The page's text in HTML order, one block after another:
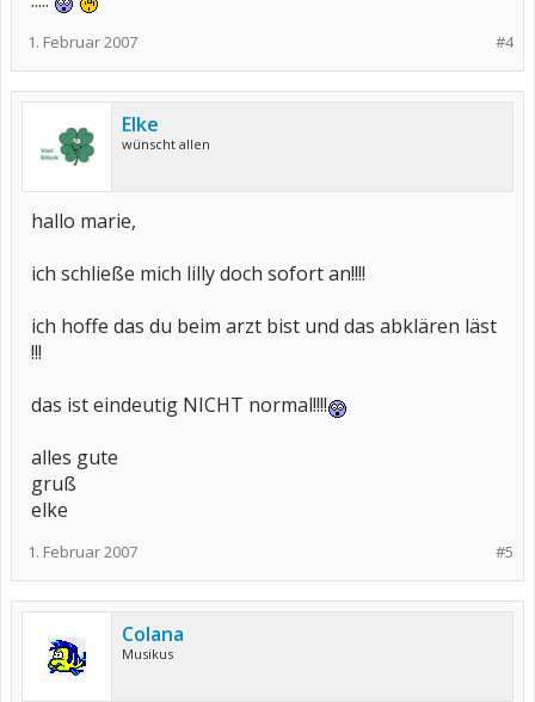
#4
1. Februar 2007
Elke
wünscht allen
hallo marie,
ich schließe mich lilly doch sofort an!!!!
ich hoffe das du beim arzt bist und das abklären läst
!!!
das ist eindeutig NICHT normal!!!!
alles gute
gruß
elke
#5
1. Februar 2007
Colana
Musikus